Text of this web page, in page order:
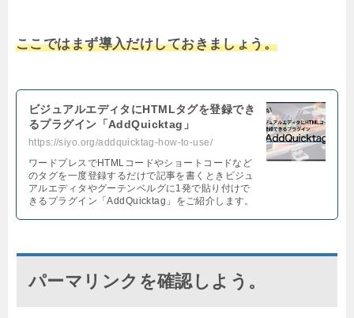
ここではまず導入だけしておきましょう。
ビジュアルエディタにHTMLタグを登録でき
るプラグイン「AddQuicktag」
https://siyo.org/addquicktag-how-to-use/
ワードプレスでHTMLコードやショートコードなど
のタグを一度登録するだけで記事を書くときビジュ
アルエディタやグーテンベルグに1発で貼り付けで
きるプラグイン「AddQuicktag」をご紹介します。
パーマリンクを確認しよう。